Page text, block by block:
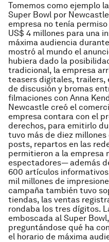
Tomemos como ejemplo
Super Bowl por
empresa no tenía
US$ 4 millones para una
máxima audiencia
mostró al mundo el
hubiera dado la
tradicional, la empresa
teasers digitales, trailers,
de discusión y bromas
filmaciones con Anna
Newcastle creó el
empresa contara con el
derechos, para emitirlo
tuvo más de diez
posts, repartos en las
permitieron a la empresa
espectadores— además
600 artículos
mil millones de
campaña también tuvo
tiendas, las ventas
rondaba los tres dígitos.
emboscada al Super
preguntándose qué ha
el horario de máxima